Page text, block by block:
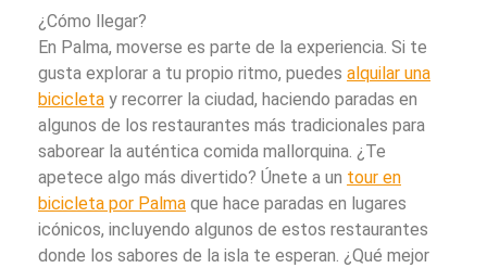
¿Cómo llegar?
En Palma, moverse es parte de la experiencia. Si te
gusta explorar a tu propio ritmo, puedes alquilar una
bicicleta y recorrer la ciudad, haciendo paradas en
algunos de los restaurantes más tradicionales para
saborear la auténtica comida mallorquina. ¿Te
apetece algo más divertido? Únete a un tour en
bicicleta por Palma que hace paradas en lugares
icónicos, incluyendo algunos de estos restaurantes
donde los sabores de la isla te esperan. ¿Qué mejor